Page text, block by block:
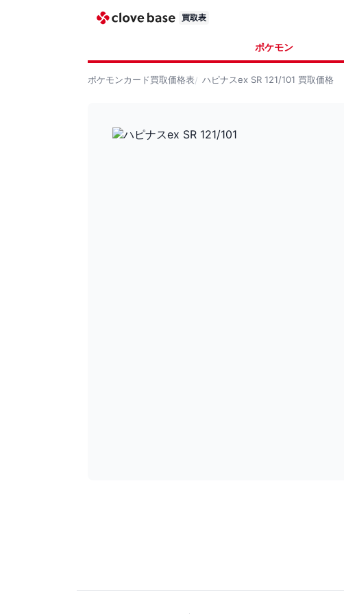
買取表
ポケモン
ポケモンカード買取価格表 ハピナスex SR 121/101 買取価格